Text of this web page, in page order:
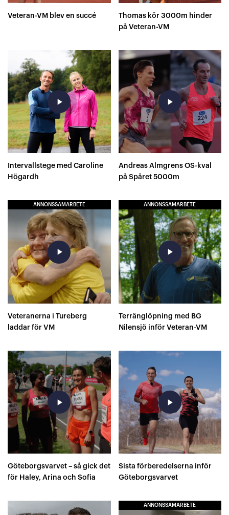
Veteran-VM blev en succé
Thomas kör 3000m hinder
på Veteran-VM
play_arrow
Intervallstege med Caroline
Högardh
play_arrow
Andreas Almgrens OS-kval
på Spåret 5000m
ANNONSSAMARBETE
play_arrow
Veteranerna i Tureberg
laddar för VM
ANNONSSAMARBETE
play_arrow
Terränglöpning med BG
Nilensjö inför Veteran-VM
play_arrow
Göteborgsvarvet – så gick det
för Haley, Arina och Sofia
play_arrow
Sista förberedelserna inför
Göteborgsvarvet
ANNONSSAMARBETE